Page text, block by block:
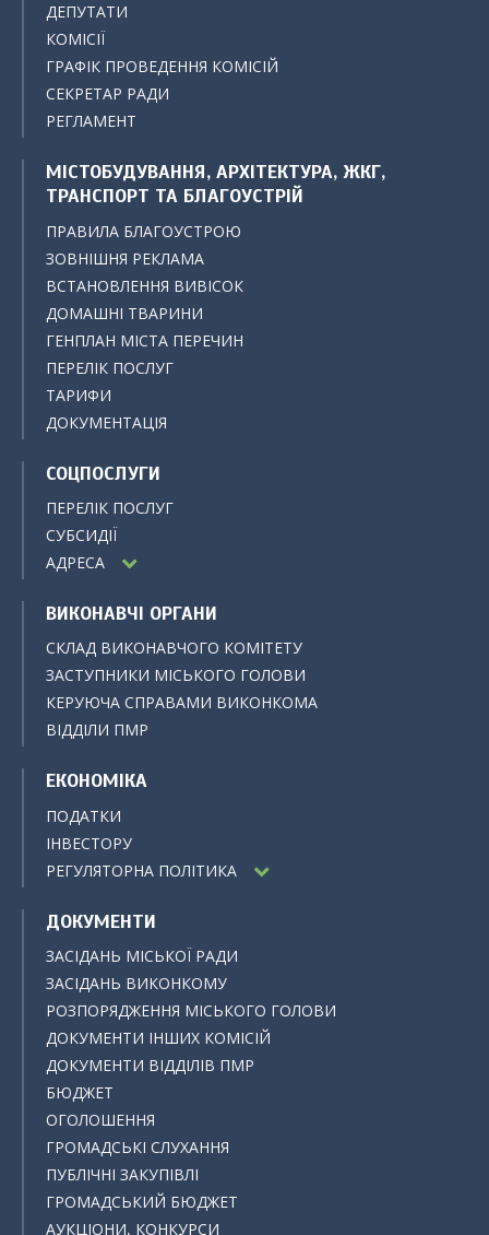
ДЕПУТАТИ
КОМІСІЇ
ГРАФІК ПРОВЕДЕННЯ КОМІСІЙ
СЕКРЕТАР РАДИ
РЕГЛАМЕНТ
МІСТОБУДУВАННЯ, АРХІТЕКТУРА, ЖКГ,
ТРАНСПОРТ ТА БЛАГОУСТРІЙ
ПРАВИЛА БЛАГОУСТРОЮ
ЗОВНІШНЯ РЕКЛАМА
ВСТАНОВЛЕННЯ ВИВІСОК
ДОМАШНІ ТВАРИНИ
ГЕНПЛАН МІСТА ПЕРЕЧИН
ПЕРЕЛІК ПОСЛУГ
ТАРИФИ
ДОКУМЕНТАЦІЯ
СОЦПОСЛУГИ
ПЕРЕЛІК ПОСЛУГ
СУБСИДІЇ
АДРЕСА
ВИКОНАВЧІ ОРГАНИ
СКЛАД ВИКОНАВЧОГО КОМІТЕТУ
ЗАСТУПНИКИ МІСЬКОГО ГОЛОВИ
КЕРУЮЧА СПРАВАМИ ВИКОНКОМА
ВІДДІЛИ ПМР
ЕКОНОМІКА
ПОДАТКИ
ІНВЕСТОРУ
РЕГУЛЯТОРНА ПОЛІТИКА
ДОКУМЕНТИ
ЗАСІДАНЬ МІСЬКОЇ РАДИ
ЗАСІДАНЬ ВИКОНКОМУ
РОЗПОРЯДЖЕННЯ МІСЬКОГО ГОЛОВИ
ДОКУМЕНТИ ІНШИХ КОМІСІЙ
ДОКУМЕНТИ ВІДДІЛІВ ПМР
БЮДЖЕТ
ОГОЛОШЕННЯ
ГРОМАДСЬКІ СЛУХАННЯ
ПУБЛІЧНІ ЗАКУПІВЛІ
ГРОМАДСЬКИЙ БЮДЖЕТ
АУКЦІОНИ, КОНКУРСИ